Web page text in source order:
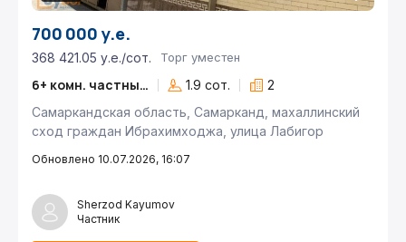
700 000 у.е.
368 421.05 у.е./сот. Торг уместен
6+ комн. частный дом 1.9 сот.
2
Самаркандская область, Самарканд, махаллинский
сход граждан Ибрахимходжа, улица Лабигор
Обновлено 10.07.2026, 16:07
Sherzod Kayumov
Частник